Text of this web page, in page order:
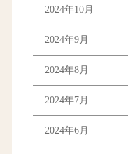
2024年10月
2024年9月
2024年8月
2024年7月
2024年6月